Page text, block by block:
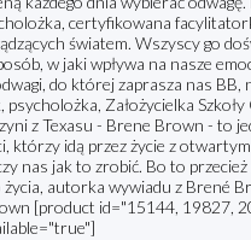
certyfikowana
światem. Wszyscy go
w jaki wpływa na nasze
do której zaprasza nas BB,
psycholożka, Założycielka
z Texasu - Brene Brown - to
którzy idą przez życie z
nas jak to zrobić. Bo to
życia, autorka wywiadu z Brené
[product id="15144, 19827,